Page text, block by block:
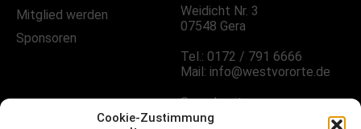
Cookie-Zustimmung
Mitglied werden
Sponsoren
Weidicht Nr. 3
07548 Gera
Tel.: 0172 / 791 6666
Mail: info@westvororte.de
Sprechzeiten:
Nach Vereinbarung